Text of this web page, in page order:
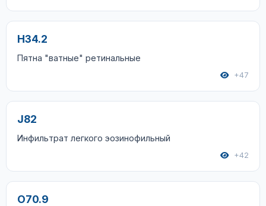
H34.2
Пятна "ватные" ретинальные
+47
J82
Инфильтрат легкого эозинофильный
+42
O70.9